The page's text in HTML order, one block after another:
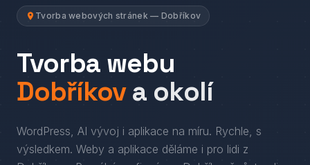
Tvorba webových stránek — Dobříkov
Tvorba webu
Dobříkova okolí
WordPress, AI vývoj i aplikace na míru. Rychle, s
výsledkem. Weby a aplikace děláme i pro lidi z